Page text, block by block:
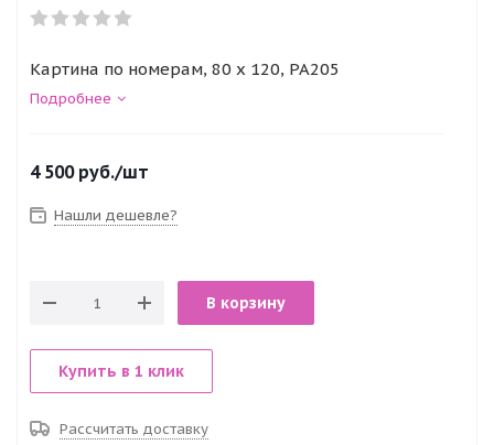
Картина по номерам, 80 x 120, PA205
Подробнее
4 500руб./шт
Нашли дешевле?
В корзину
Купить в 1 клик
Рассчитать доставку